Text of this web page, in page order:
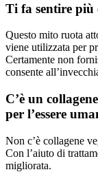
Ti fa sentire più
Questo mito ruota
viene utilizzata per
Certamente non
consente
C’è un
per l’essere
Non c’è collagene
Con l’aiuto di
migliorata.